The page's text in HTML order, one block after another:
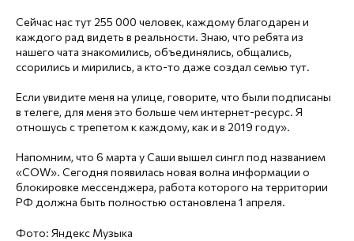
Сейчас нас тут 255 000 человек, каждому благодарен и
каждого рад видеть в реальности. Знаю, что ребята из
нашего чата знакомились, объединялись, общались,
ссорились и мирились, а кто-то даже создал семью тут.
Если увидите меня на улице, говорите, что были подписаны
в телеге, для меня это больше чем интернет-ресурс. Я
отношусь с трепетом к каждому, как и в 2019 году».
Напомним, что 6 марта у Саши вышел сингл под названием
«СOW». Сегодня появилась новая волна информации о
блокировке мессенджера, работа которого на территории
РФ должна быть полностью остановлена 1 апреля.
Фото: Яндекс Музыка